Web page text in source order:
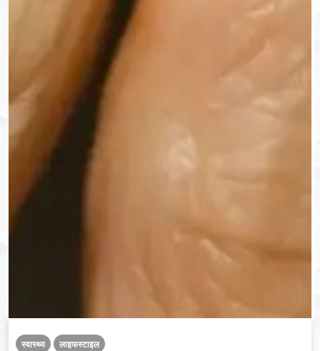
स्वास्थ्य लाइफस्टाइल